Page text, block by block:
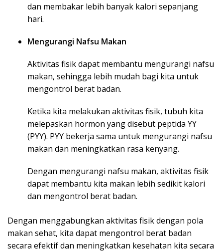
dan membakar lebih banyak kalori sepanjang
hari.
Mengurangi Nafsu Makan
Aktivitas fisik dapat membantu mengurangi nafsu
makan, sehingga lebih mudah bagi kita untuk
mengontrol berat badan.
Ketika kita melakukan aktivitas fisik, tubuh kita
melepaskan hormon yang disebut peptida YY
(PYY). PYY bekerja sama untuk mengurangi nafsu
makan dan meningkatkan rasa kenyang.
Dengan mengurangi nafsu makan, aktivitas fisik
dapat membantu kita makan lebih sedikit kalori
dan mengontrol berat badan.
Dengan menggabungkan aktivitas fisik dengan pola
makan sehat, kita dapat mengontrol berat badan
secara efektif dan meningkatkan kesehatan kita secara